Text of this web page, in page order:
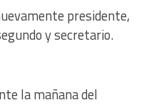
presidente,
y secretario.
la mañana del